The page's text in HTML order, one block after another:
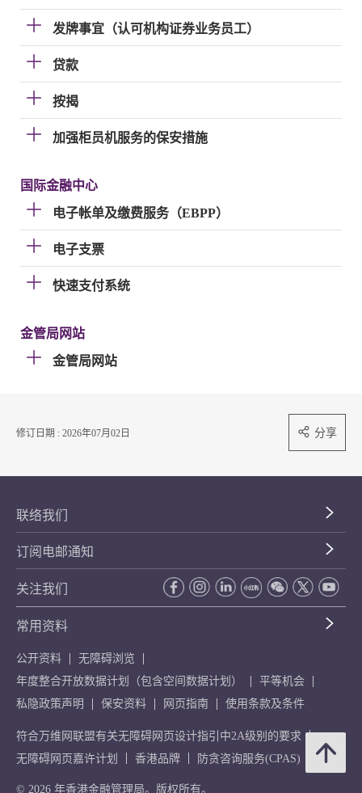
发牌事宜（认可机构证券业务员工）
贷款
按揭
加强柜员机服务的保安措施
国际金融中心
电子帐单及缴费服务（EBPP）
电子支票
快速支付系统
金管局网站
金管局网站
修订日期 : 2026年07月02日 分享
联络我们
订阅电邮通知
关注我们
常用资料
公开资料
无障碍浏览
年度整合开放数据计划（包含空间数据计划）
平等机会
私隐政策声明
保安资料 网页指南 使用条款及条件
符合万维网联盟有关无障碍网页设计指引中2A级别的要求
无障碍网页嘉许计划
香港品牌 防贪咨询服务(CPAS)
© 2026 年香港金融管理局。版权所有。